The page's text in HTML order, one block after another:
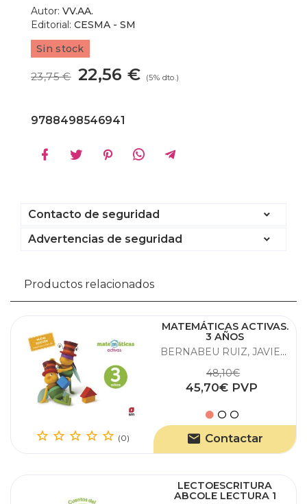
Autor: VV.AA.
Editorial: CESMA - SM
Sin stock
23,75 € 22,56 € (5% dto.)
9788498546941
Contacto de seguridad
Advertencias de seguridad
Productos relacionados
(0)
MATEMÁTICAS ACTIVAS.
3 AÑOS
BERNABEU RUIZ, JAVIER;MARTÍN FERNÁNDEZ, GOYI;HERRERO, NIEVES
48,10€
45,70€ PVP
Contactar
LECTOESCRITURA
ABCOLE LECTURA 1